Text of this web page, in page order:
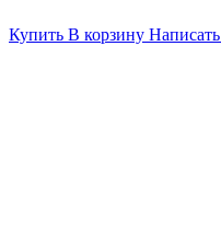
Купить В корзину Написать